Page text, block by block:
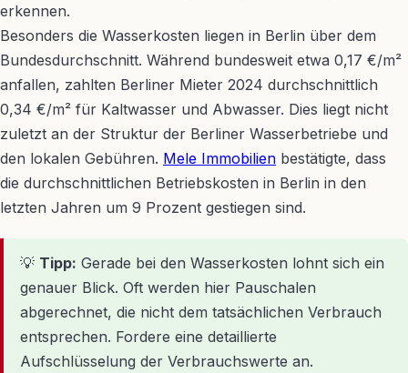
erkennen.
Besonders die Wasserkosten liegen in Berlin über dem
Bundesdurchschnitt. Während bundesweit etwa 0,17 €/m²
anfallen, zahlten Berliner Mieter 2024 durchschnittlich
0,34 €/m² für Kaltwasser und Abwasser. Dies liegt nicht
zuletzt an der Struktur der Berliner Wasserbetriebe und
den lokalen Gebühren. Mele Immobilien bestätigte, dass
die durchschnittlichen Betriebskosten in Berlin in den
letzten Jahren um 9 Prozent gestiegen sind.
💡 Tipp: Gerade bei den Wasserkosten lohnt sich ein
genauer Blick. Oft werden hier Pauschalen
abgerechnet, die nicht dem tatsächlichen Verbrauch
entsprechen. Fordere eine detaillierte
Aufschlüsselung der Verbrauchswerte an.